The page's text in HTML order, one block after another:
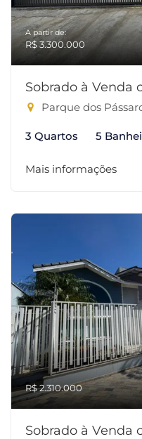
A partir de:
R$ 3.300.000
Sobrado à Venda
Parque dos
3 Quartos 5
Mais informações
R$ 2.310.000
Sobrado à Venda